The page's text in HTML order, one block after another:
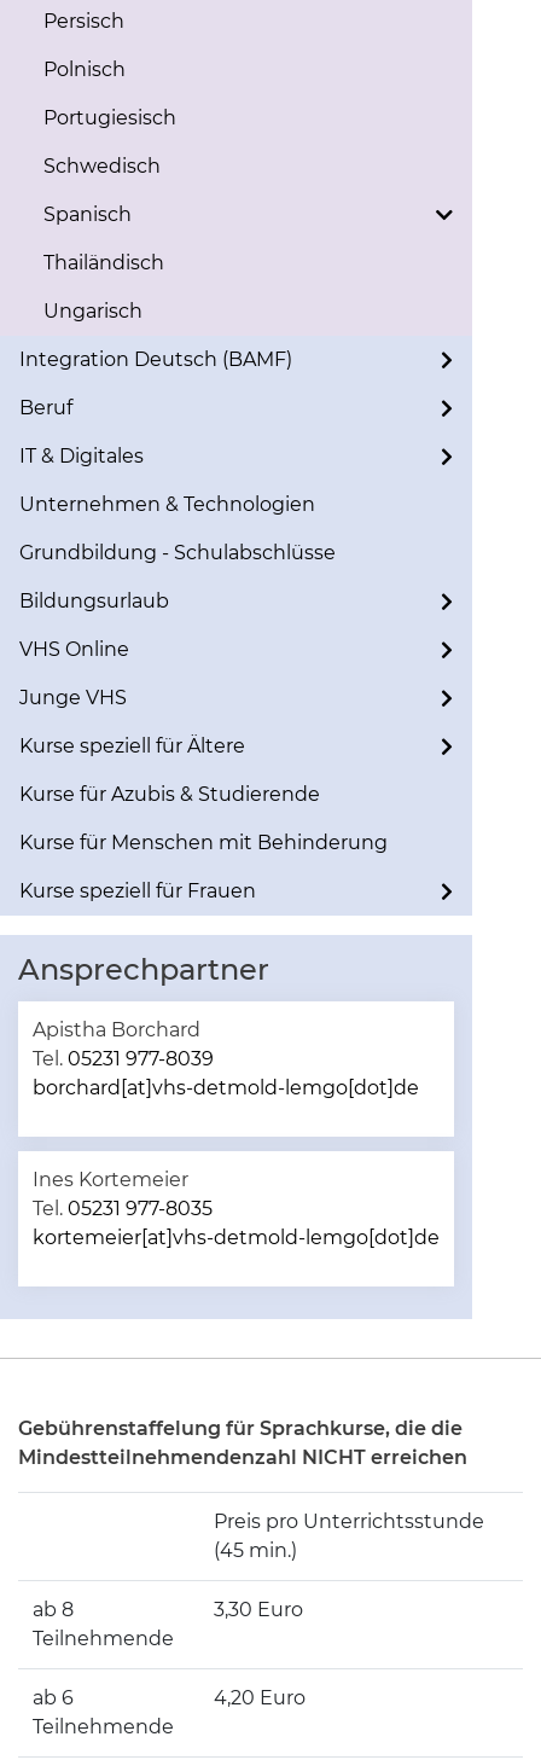
Persisch
Polnisch
Portugiesisch
Schwedisch
Spanisch
Thailändisch
Ungarisch
Integration Deutsch (BAMF)
Beruf
IT & Digitales
Unternehmen & Technologien
Grundbildung - Schulabschlüsse
Bildungsurlaub
VHS Online
Junge VHS
Kurse speziell für Ältere
Kurse für Azubis & Studierende
Kurse für Menschen mit Behinderung
Kurse speziell für Frauen
Ansprechpartner
Apistha Borchard
Tel. 05231 977-8039
borchard[at]vhs-detmold-lemgo[dot]de
Ines Kortemeier
Tel. 05231 977-8035
kortemeier[at]vhs-detmold-lemgo[dot]de
Gebührenstaffelung für Sprachkurse, die die
Mindestteilnehmendenzahl NICHT erreichen
Preis pro Unterrichtsstunde
(45 min.)
ab 8
Teilnehmende
3,30 Euro
ab 6
Teilnehmende
4,20 Euro